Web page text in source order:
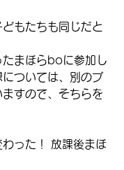
もたちも同じだと
たまほらboに参加し
ついては、別のブ
すので、そちらを
わった！ 放課後まほ